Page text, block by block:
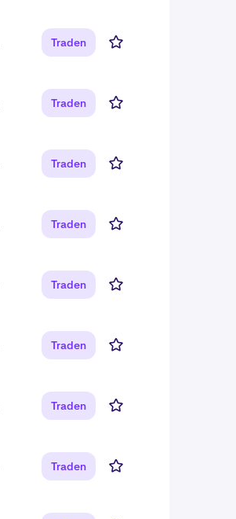
Traden
Traden
Traden
Traden
Traden
Traden
Traden
Traden